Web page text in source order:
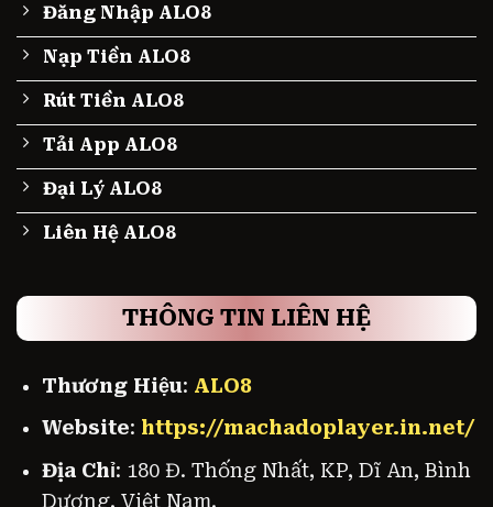
Đăng Nhập ALO8
Nạp Tiền ALO8
Rút Tiền ALO8
Tải App ALO8
Đại Lý ALO8
Liên Hệ ALO8
THÔNG TIN LIÊN HỆ
Thương Hiệu: ALO8
Website: https://machadoplayer.in.net/
Địa Chỉ: 180 Đ. Thống Nhất, KP, Dĩ An, Bình
Dương, Việt Nam.